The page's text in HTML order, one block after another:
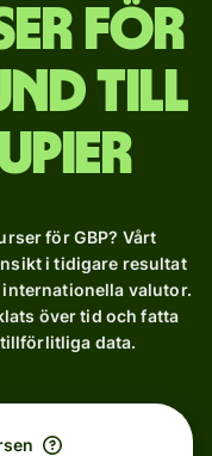
för
till
för GBP? Vårt
i tidigare resultat
valutor.
över tid och fatta
data.